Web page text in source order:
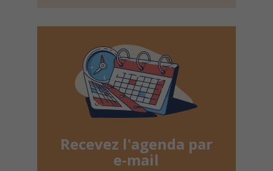
Recevez l'agenda par
e-mail